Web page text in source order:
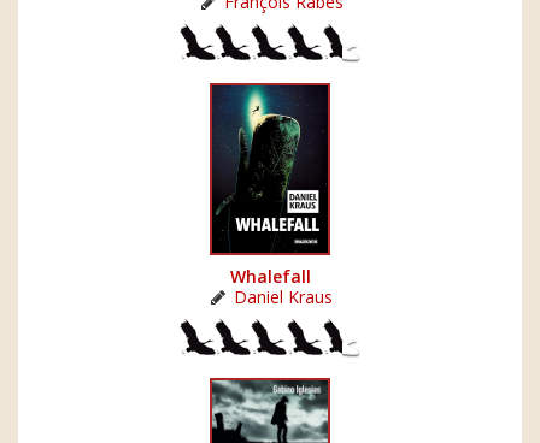
Whalefall
Daniel Kraus